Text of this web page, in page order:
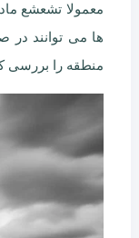
معمولا تشعشع
ها می توانند در
منطقه را بررسی